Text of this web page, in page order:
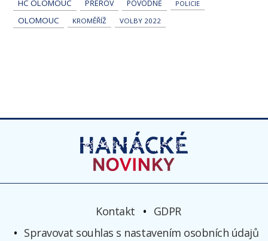
HC OLOMOUC PŘEROV POVODNĚ POLICIE
OLOMOUC KROMĚŘÍŽ VOLBY 2022
Kontakt
GDPR
Spravovat souhlas s nastavením osobních údajů